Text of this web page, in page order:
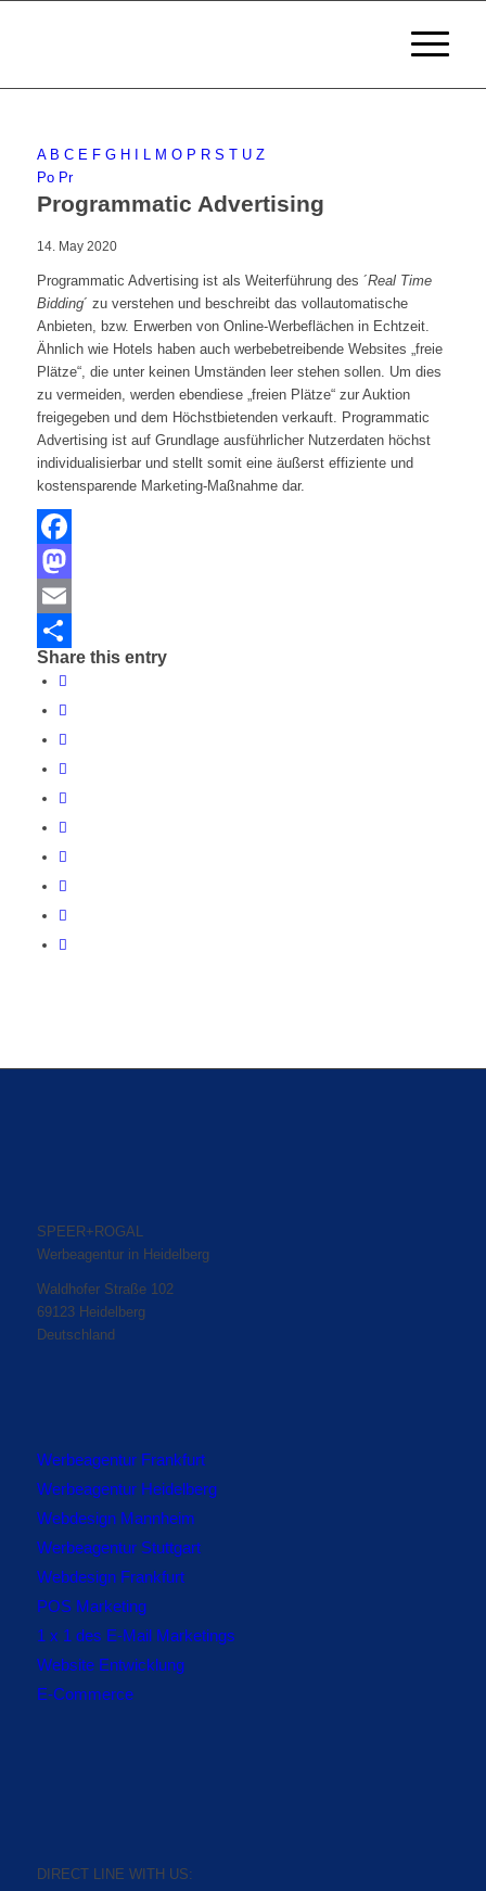
A B C E F G H L M O P R S T U Z
Po Pr
Programmatic Advertising
14. May 2020
Programmatic Advertising ist als Weiterführung des ´Real Time
Bidding´ zu verstehen und beschreibt das vollautomatische
Anbieten, bzw. Erwerben von Online-Werbeflächen in Echtzeit.
Ähnlich wie Hotels haben auch werbebetreibende Websites „freie
Plätze“, die unter keinen Umständen leer stehen sollen. Um dies
zu vermeiden, werden ebendiese „freien Plätze“ zur Auktion
freigegeben und dem Höchstbietenden verkauft. Programmatic
Advertising ist auf Grundlage ausführlicher Nutzerdaten höchst
individualisierbar und stellt somit eine äußerst effiziente und
kostensparende Marketing-Maßnahme dar.
Facebook
Mastodon
Email
Share
Share this entry
SPEER+ROGAL
Werbeagentur in Heidelberg
Waldhofer Straße 102
69123 Heidelberg
Deutschland
Werbeagentur Frankfurt
Werbeagentur Heidelberg
Webdesign Mannheim
Werbeagentur Stuttgart
Webdesign Frankfurt
POS Marketing
1 x 1 des E-Mail Marketings
Website Entwicklung
E-Commerce
DIRECT LINE WITH US: